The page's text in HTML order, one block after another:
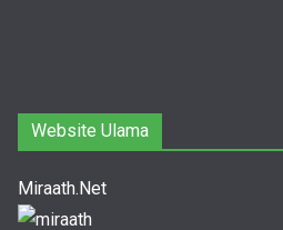
Website Ulama
Miraath.Net